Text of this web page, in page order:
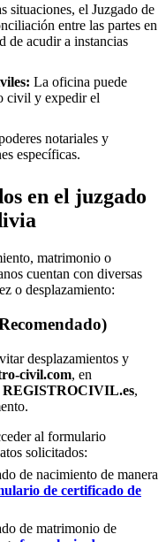
situaciones, el Juzgado de
entre las partes en
de acudir a instancias
La oficina puede
civil y expedir el
notariales y
específicas.
en el juzgado
matrimonio o
cuentan con diversas
o desplazamiento:
desplazamientos y
civil.com, en
REGISTROCIVIL.es,
al formulario
solicitados:
de nacimiento de manera
de certificado de
de matrimonio de